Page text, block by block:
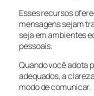
Esses recursos
mensagens sejam
seja em ambientes
pessoais.
Quando você adota
adequados, a
modo de comunicar.